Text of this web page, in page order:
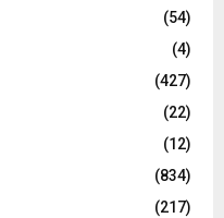
C
(54)
(4)
(427)
(22)
(12)
(834)
(217)